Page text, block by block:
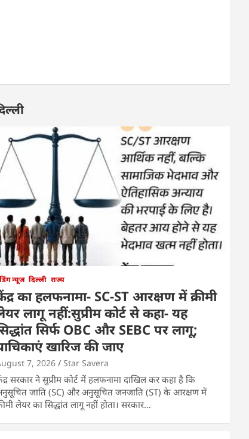
न्यूज दिल्ली राज्य
का हलफनामा- SC-ST आरक्षण में क्रीमी
लागू नहीं:सुप्रीम कोर्ट से कहा- यह
सिर्फ OBC और SEBC पर लागू;
खारिज की जाए
7, 2026 Star Savera
सरकार ने सुप्रीम कोर्ट में हलफनामा दाखिल कर कहा है कि
जाति (SC) और अनुसूचित जनजाति (ST) के आरक्षण में
लेयर का सिद्धांत लागू नहीं होता। सरकार…